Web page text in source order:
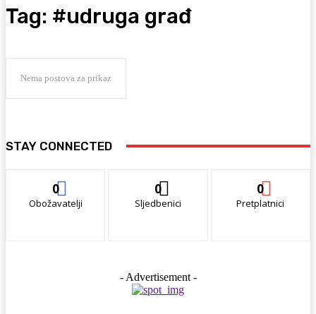
Tag: #udruga građ
Nema postova za prikaz
STAY CONNECTED
0
Obožavatelji
0
Sljedbenici
0
Pretplatnici
- Advertisement -